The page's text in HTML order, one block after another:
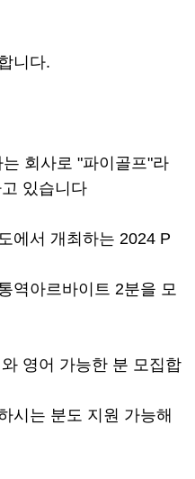
니다.
회사로 "파이골프"라
있습니다
에서 개최하는 2024 P
역아르바이트 2분을 모
영어 가능한 분 모집합
시는 분도 지원 가능해